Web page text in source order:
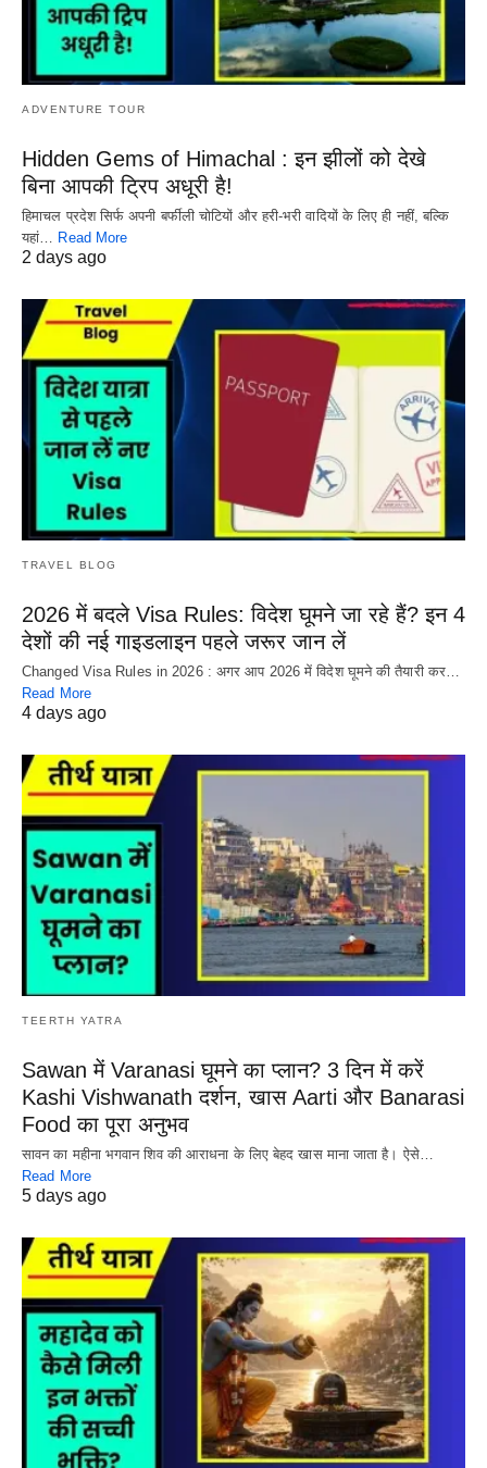
ADVENTURE TOUR
Hidden Gems of Himachal : इन झीलों को देखे
बिना आपकी ट्रिप अधूरी है!
हिमाचल प्रदेश सिर्फ अपनी बर्फीली चोटियों और हरी-भरी वादियों के लिए ही नहीं, बल्कि
यहां… Read More
2 days ago
TRAVEL BLOG
2026 में बदले Visa Rules: विदेश घूमने जा रहे हैं? इन 4
देशों की नई गाइडलाइन पहले जरूर जान लें
Changed Visa Rules in 2026 : अगर आप 2026 में विदेश घूमने की तैयारी कर…
Read More
4 days ago
TEERTH YATRA
Sawan में Varanasi घूमने का प्लान? 3 दिन में करें
Kashi Vishwanath दर्शन, खास Aarti और Banarasi
Food का पूरा अनुभव
सावन का महीना भगवान शिव की आराधना के लिए बेहद खास माना जाता है। ऐसे…
Read More
5 days ago